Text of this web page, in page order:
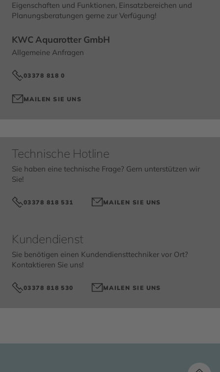
Eigenschaften und Funktionen, Einsatzbereichen und
Planungsberatungen gerne zur Verfügung!
KWC Aquarotter GmbH
Allgemeine Anfragen
03378 818 0
MAILEN SIE UNS
Technische Hotline
Sie haben eine technische Frage? Gern unterstützen wir
Sie!
03378 818 531 MAILEN SIE UNS
Kundendienst
Sie benötigen einen Kundendiensttechniker vor Ort?
Kontaktieren Sie uns!
03378 818 530 MAILEN SIE UNS